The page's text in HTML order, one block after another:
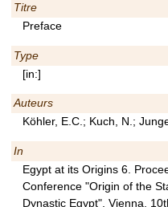
Titre
Preface
Type
[in:]
Auteurs
Köhler, E.C.; Kuch, N.;
In
Egypt at its Origins 6.
Conference "Origin of the
Dynastic Egypt", Vienna,